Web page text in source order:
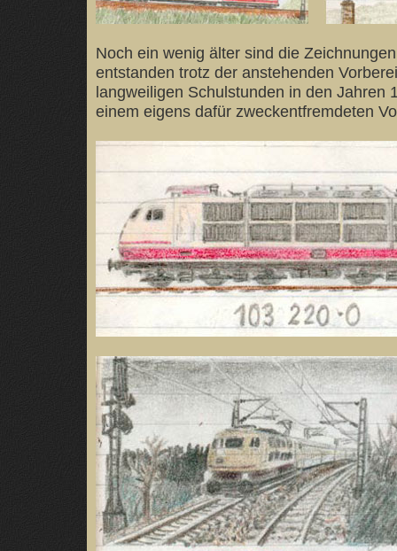
Noch ein wenig älter sind die
entstanden trotz der anstehenden
langweiligen Schulstunden in den Jahren
einem eigens dafür zweckentfremdeten